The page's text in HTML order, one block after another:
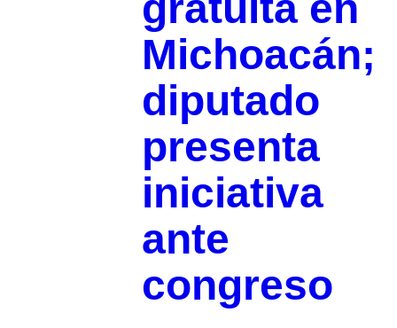
Michoacán;
diputado
presenta
iniciativa
ante
congreso